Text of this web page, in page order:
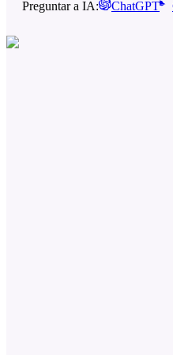
Preguntar a IA: ChatGPT